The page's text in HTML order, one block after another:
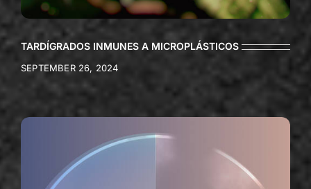
TARDÍGRADOS INMUNES A MICROPLÁSTICOS
SEPTEMBER 26, 2024